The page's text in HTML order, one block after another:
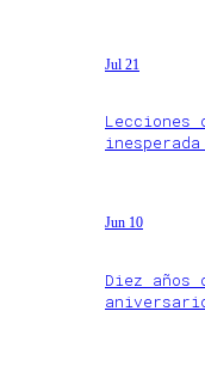
Jul 21
Jun 10
Diez